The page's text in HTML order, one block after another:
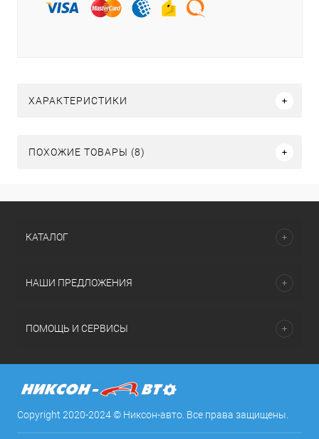
ХАРАКТЕРИСТИКИ
ПОХОЖИЕ ТОВАРЫ (8)
КАТАЛОГ
НАШИ ПРЕДЛОЖЕНИЯ
ПОМОЩЬ И СЕРВИСЫ
Copyright 2020-2024 © Никсон-авто. Все права защищены.